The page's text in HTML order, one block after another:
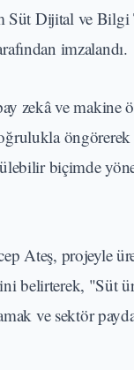
Süt Dijital ve
imzalandı.
zekâ ve makine
öngörerek
biçimde
Ateş, projeyle
belirterek,
ve sektör